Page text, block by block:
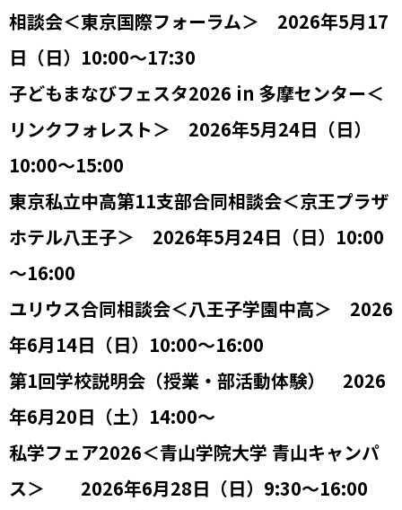
相談会＜東京国際フォーラム＞ 2026年5月17
日（日）10:00～17:30
子どもまなびフェスタ2026 in 多摩センター＜
リンクフォレスト＞ 2026年5月24日（日）
10:00～15:00
東京私立中高第11支部合同相談会＜京王プラザ
ホテル八王子＞ 2026年5月24日（日）10:00
～16:00
ユリウス合同相談会＜八王子学園中高＞ 2026
年6月14日（日）10:00～16:00
第1回学校説明会（授業・部活動体験） 2026
年6月20日（土）14:00～
私学フェア2026＜青山学院大学 青山キャンパ
ス＞ 2026年6月28日（日）9:30～16:00